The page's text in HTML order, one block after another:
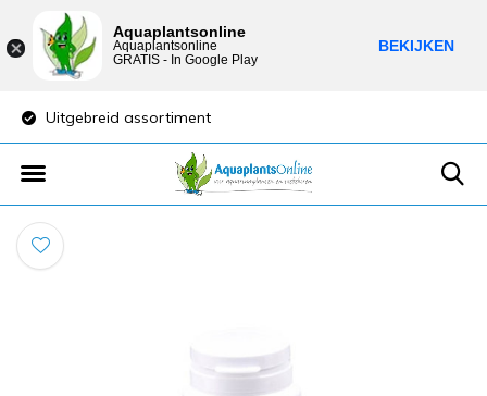
Uitgebreid assortiment
Aquaplantsonline
Aquaplantsonline
GRATIS - In Google Play
BEKIJKEN